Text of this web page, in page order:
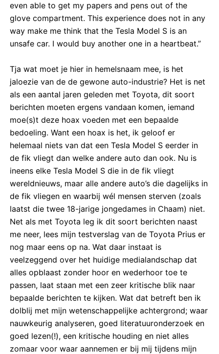
even able to get my papers and pens out of the
glove compartment. This experience does not in any
way make me think that the Tesla Model S is an
unsafe car. I would buy another one in a heartbeat.”
Tja wat moet je hier in hemelsnaam mee, is het
jaloezie van de de gewone auto-industrie? Het is net
als een aantal jaren geleden met Toyota, dit soort
berichten moeten ergens vandaan komen, iemand
moe(s)t deze hoax voeden met een bepaalde
bedoeling. Want een hoax is het, ik geloof er
helemaal niets van dat een Tesla Model S eerder in
de fik vliegt dan welke andere auto dan ook. Nu is
ineens elke Tesla Model S die in de fik vliegt
wereldnieuws, maar alle andere auto’s die dagelijks in
de fik vliegen en waarbij wél mensen sterven (zoals
laatst die twee 18-jarige jongedames in Chaam) niet.
Net als met Toyota leg ik dit soort berichten naast
me neer, lees mijn testverslag van de Toyota Prius er
nog maar eens op na. Wat daar instaat is
veelzeggend over het huidige medialandschap dat
alles opblaast zonder hoor en wederhoor toe te
passen, laat staan met een zeer kritische blik naar
bepaalde berichten te kijken. Wat dat betreft ben ik
dolblij met mijn wetenschappelijke achtergrond; waar
nauwkeurig analyseren, goed literatuuronderzoek en
goed lezen(!), een kritische houding en niet alles
zomaar voor waar aannemen er bij mij tijdens mijn